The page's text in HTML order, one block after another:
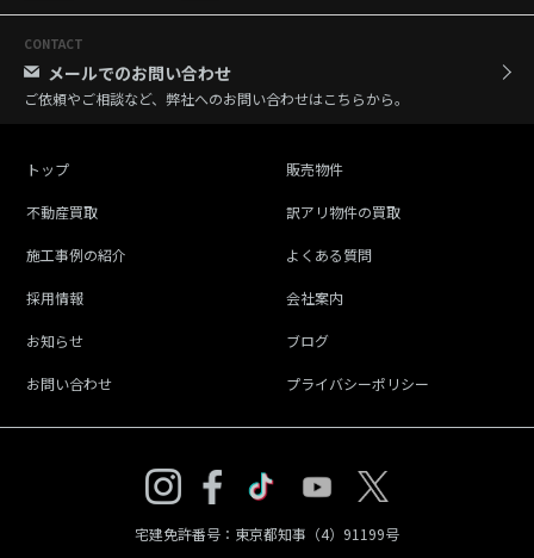
CONTACT
メールでのお問い合わせ
ご依頼やご相談など、弊社へのお問い合わせはこちらから。
トップ 販売物件
不動産買取 訳アリ物件の買取
施工事例の紹介 よくある質問
採用情報 会社案内
お知らせ ブログ
お問い合わせ プライバシーポリシー
宅建免許番号：東京都知事（4）91199号